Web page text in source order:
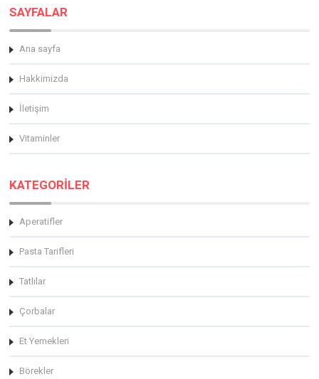
SAYFALAR
Ana sayfa
Hakkimizda
İletişim
Vitaminler
KATEGORİLER
Aperatifler
Pasta Tarifleri
Tatlılar
Çorbalar
Et Yemekleri
Börekler